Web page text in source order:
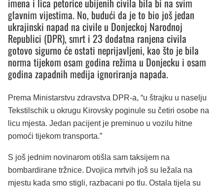
glavnim vijestima. No, budući da je to bio još jedan
ukrajinski napad na civile u Donjeckoj Narodnoj
Republici (DPR), smrt i 23 dodatna ranjena civila
gotovo sigurno će ostati neprijavljeni, kao što je bila
norma tijekom osam godina režima u Donjecku i osam
godina zapadnih medija ignoriranja napada.
Prema Ministarstvu zdravstva DPR-a, “u štrajku u naselju
Tekstilschik u okrugu Kirovsky poginule su četiri osobe na
licu mjesta. Jedan pacijent je preminuo u vozilu hitne
pomoći tijekom transporta.”
S još jednim novinarom otišla sam taksijem na
bombardirane tržnice. Dvojica mrtvih još su ležala na
mjestu kada smo stigli, razbacani po tlu. Ostala tijela su